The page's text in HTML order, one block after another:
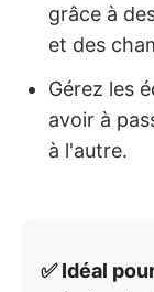
grâce à
et des
Gérez les
avoir à
à l'autre.
✅ Idéal